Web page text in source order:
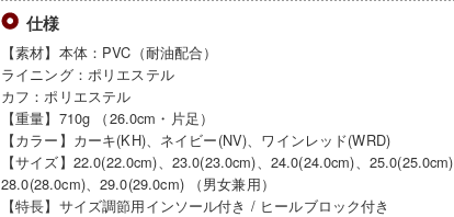
仕様
【素材】本体：PVC（耐油配合）
ライニング：ポリエステル
カフ：ポリエステル
【重量】710g （26.0cm・片足）
【カラー】カーキ(KH)、ネイビー(NV)、ワインレッド(WRD)
【サイズ】22.0(22.0cm)、23.0(23.0cm)、24.0(24.0cm)、
28.0(28.0cm)、29.0(29.0cm) （男女兼用）
【特長】サイズ調節用インソール付き / ヒールブロック付き